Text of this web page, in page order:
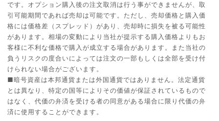
です。オプション購入後の注文取消は行う事ができませんが、取
引可能期間であれば売却は可能です。ただし、売却価格と購入価
格には価格差（スプレッド）があり、売却時に損失を被る可能性
があります。相場の変動により当社が提示する購入価格よりもお
客様に不利な価格で購入が成立する場合があります。また当社の
負うリスクの度合いによっては注文の一部もしくは全部を受け付
けられない場合がございます。
■暗号資産は本邦通貨または外国通貨ではありません。法定通貨
とは異なり、特定の国等によりその価値が保証されているもので
はなく、代価の弁済を受ける者の同意がある場合に限り代価の弁
済に使用することができます。